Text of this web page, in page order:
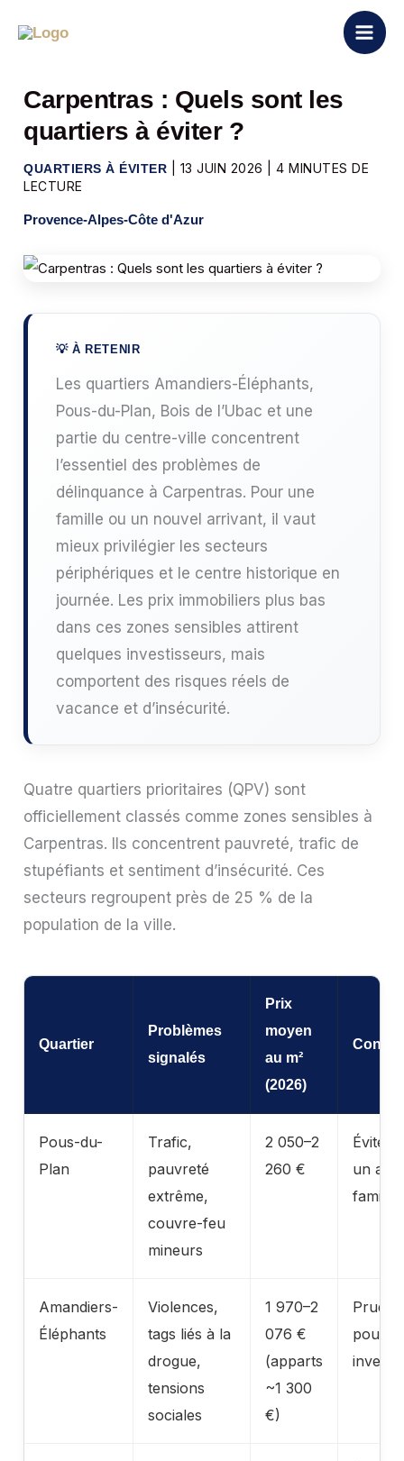
Carpentras : Quels sont les
quartiers à éviter ?
QUARTIERS À ÉVITER 13 JUIN 2026 |4 MINUTES DE
LECTURE
Provence-Alpes-Côte d'Azur
Les quartiers Amandiers-Éléphants,
Pous-du-Plan, Bois de l’Ubac et une
partie du centre-ville concentrent
l’essentiel des problèmes de
délinquance à Carpentras. Pour une
famille ou un nouvel arrivant, il vaut
mieux privilégier les secteurs
périphériques et le centre historique en
journée. Les prix immobiliers plus bas
dans ces zones sensibles attirent
quelques investisseurs, mais
comportent des risques réels de
vacance et d’insécurité.
Quatre quartiers prioritaires (QPV) sont
officiellement classés comme zones sensibles à
Carpentras. Ils concentrent pauvreté, trafic de
stupéfiants et sentiment d’insécurité. Ces
secteurs regroupent près de 25 % de la
population de la ville.
Quartier
Problèmes
signalés
Prix
moyen
au m²
(2026)
Pous-du-
Plan
Trafic,
pauvreté
extrême,
couvre-feu
mineurs
2 050–2
260 €
Évitez
un
familial
Amandiers-
Éléphants
Violences,
tags liés à la
drogue,
tensions
sociales
1 970–2
076 €
(apparts
~1 300
€)
pour